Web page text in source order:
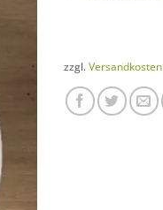
zzgl. Versandkosten